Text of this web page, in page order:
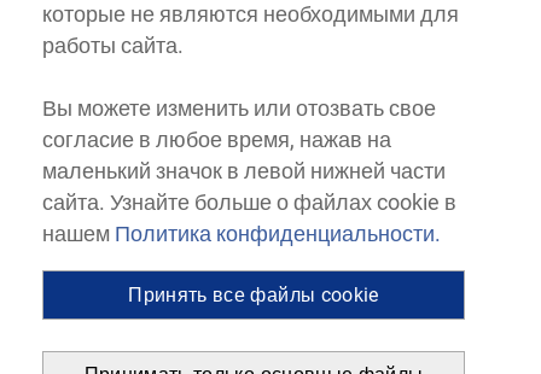
которые не являются необходимыми для
работы сайта.
Вы можете изменить или отозвать свое
согласие в любое время, нажав на
маленький значок в левой нижней части
сайта. Узнайте больше о файлах cookie в
нашем Политика конфиденциальности.
Принять все файлы cookie